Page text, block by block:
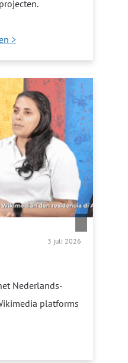
>
3 juli 2026
Nederlands-
platforms